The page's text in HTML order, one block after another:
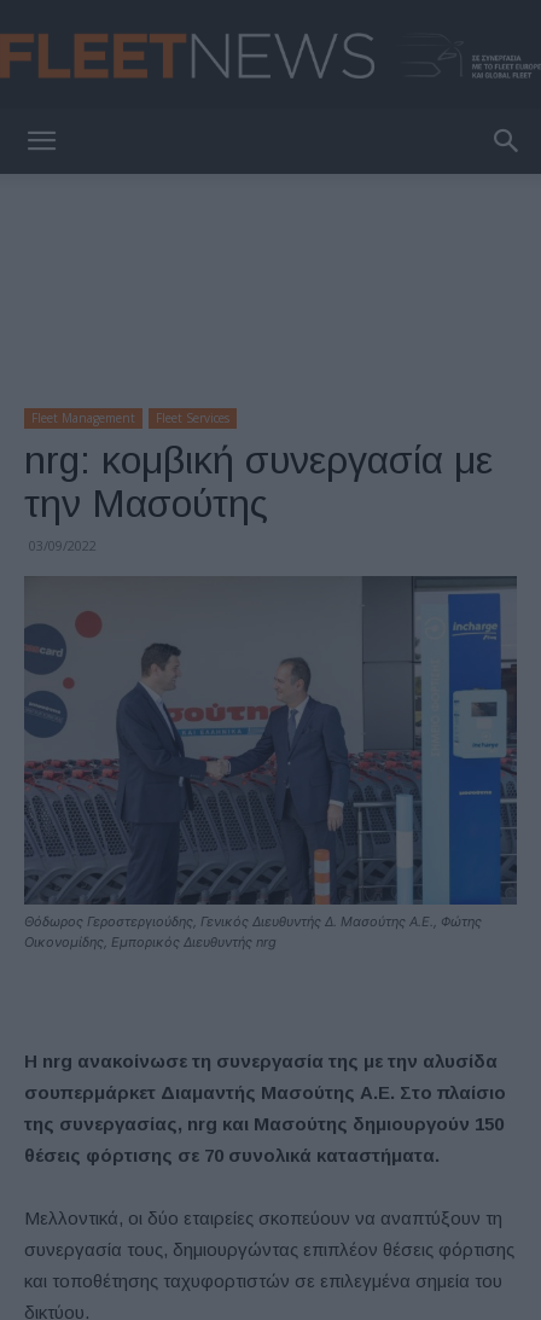
Fleet Management Fleet Services
nrg: κομβική συνεργασία με
την Μασούτης
03/09/2022
Θόδωρος Γεροστεργιούδης, Γενικός Διευθυντής Δ. Μασούτης Α.Ε., Φώτης
Οικονομίδης, Εμπορικός Διευθυντής nrg
Η nrg ανακοίνωσε τη συνεργασία της με την αλυσίδα
σουπερμάρκετ Διαμαντής Μασούτης Α.Ε. Στο πλαίσιο
της συνεργασίας, nrg και Μασούτης δημιουργούν 150
θέσεις φόρτισης σε 70 συνολικά καταστήματα.
Μελλοντικά, οι δύο εταιρείες σκοπεύουν να αναπτύξουν τη
συνεργασία τους, δημιουργώντας επιπλέον θέσεις φόρτισης
και τοποθέτησης ταχυφορτιστών σε επιλεγμένα σημεία του
δικτύου.